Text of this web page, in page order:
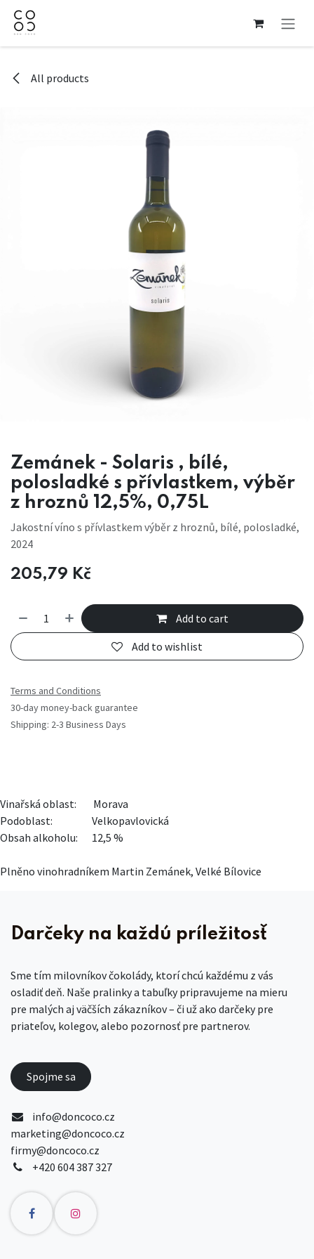
Skip to Content
All products
Zemánek - Solaris , bílé,
polosladké s přívlastkem, výběr
z hroznů 12,5%, 0,75L
Jakostní víno s přívlastkem výběr z hroznů, bílé, polosladké,
2024
205,79 Kč
Add to cart
Add to wishlist
Terms and Conditions
30-day money-back guarantee
Shipping: 2-3 Business Days
Vinařská oblast:
​Morava
Podoblast:
​Velkopavlovická
Obsah alkoholu:
​12,5 %
Plněno vinohradníkem Martin Zemánek, Velké Bílovice
Darčeky na každú príležitosť
Sme tím milovníkov čokolády, ktorí chcú každému z vás
osladiť deň. Naše pralinky a tabuľky pripravujeme na mieru
pre malých aj väčších zákazníkov – či už ako darčeky pre
priateľov, kolegov, alebo pozornosť pre partnerov.
Spojme sa
info@doncoco.cz
marketing@doncoco.cz
firmy@doncoco.cz
+420 604 387 327